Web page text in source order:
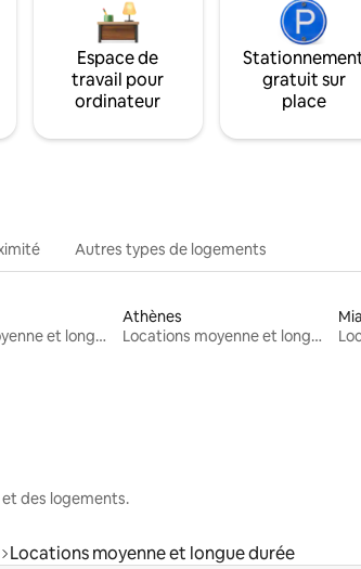
Espace de
travail pour
ordinateur
gratuit sur
place
Autres types de logements
Locations moyenne et longue durée
Athènes
Locations moyenne et longue durée
des logements.
Locations moyenne et longue durée